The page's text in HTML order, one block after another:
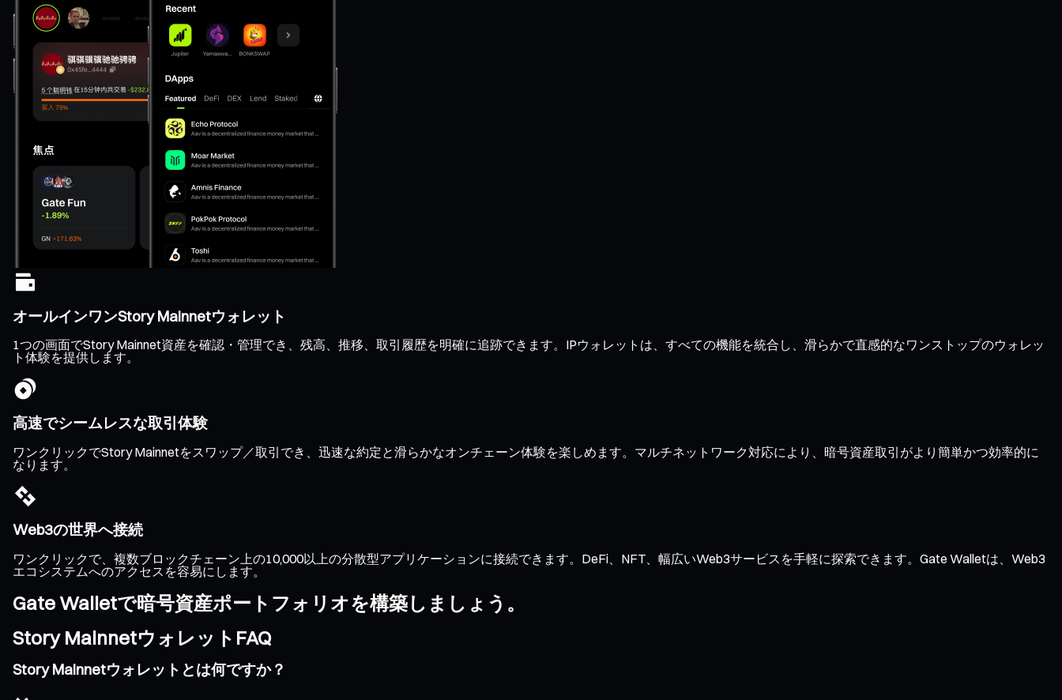
オールインワンStory Mainnetウォレット
1つの画面でStory Mainnet資産を確認・管理でき、残高、推移、取引履歴を明確に追跡できます。IPウォレットは、すべての機能を統合し、滑らかで直感的なワンストップのウォレッ
ト体験を提供します。
高速でシームレスな取引体験
ワンクリックでStory Mainnetをスワップ／取引でき、迅速な約定と滑らかなオンチェーン体験を楽しめます。マルチネットワーク対応により、暗号資産取引がより簡単かつ効率的に
なります。
Web3の世界へ接続
ワンクリックで、複数ブロックチェーン上の10,000以上の分散型アプリケーションに接続できます。DeFi、NFT、幅広いWeb3サービスを手軽に探索できます。Gate Walletは、Web3
エコシステムへのアクセスを容易にします。
Gate Walletで暗号資産ポートフォリオを構築しましょう。
Story MainnetウォレットFAQ
Story Mainnetウォレットとは何ですか？